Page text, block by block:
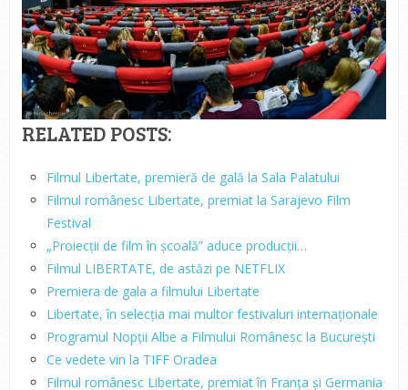
RELATED POSTS:
Filmul Libertate, premieră de gală la Sala Palatului
Filmul românesc Libertate, premiat la Sarajevo Film
Festival
„Proiecții de film în școală” aduce producții…
Filmul LIBERTATE, de astăzi pe NETFLIX
Premiera de gala a filmului Libertate
Libertate, în selecția mai multor festivaluri internaționale
Programul Nopții Albe a Filmului Românesc la București
Ce vedete vin la TIFF Oradea
Filmul românesc Libertate, premiat în Franța și Germania